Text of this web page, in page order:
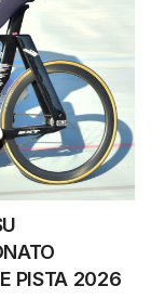
PISTA 2026